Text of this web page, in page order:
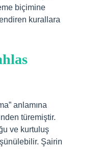
biçimine
kurallara
anlamına
türemiştir.
ve kurtuluş
Şairin